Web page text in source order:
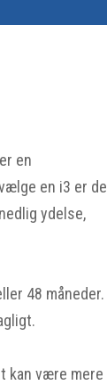
en
en i3 er de
ydelse,
48 måneder.
kan være mere